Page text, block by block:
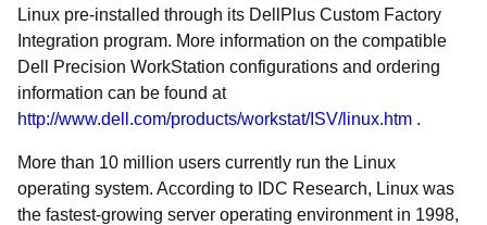
Linux pre-installed through its DellPlus Custom Factory
Integration program. More information on the compatible
Dell Precision WorkStation configurations and ordering
information can be found at
http://www.dell.com/products/workstat/ISV/linux.htm .
More than 10 million users currently run the Linux
operating system. According to IDC Research, Linux was
the fastest-growing server operating environment in 1998,